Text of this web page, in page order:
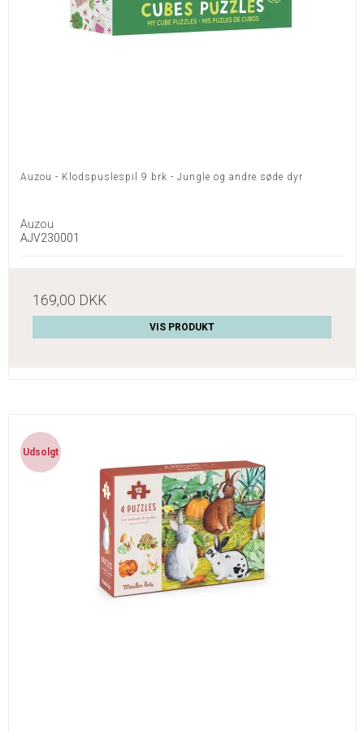
Auzou - Klodspuslespil 9 brk - Jungle og andre søde dyr
Auzou
AJV230001
169,00 DKK
VIS PRODUKT
Udsolgt